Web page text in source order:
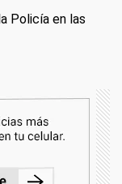
Policía en las